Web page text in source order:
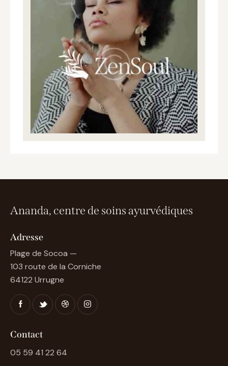
Ananda, centre de soins ayurvédiques
Adresse
Plage de Socoa —
103 route de la Corniche
64122 Urrugne
Contact
05 59 41 22 64